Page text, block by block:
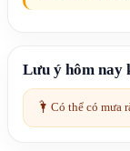
Lưu ý hôm nay
🌂 Có thể có mưa